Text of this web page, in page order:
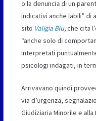
o la denuncia di un
indicativi anche labili” di
sito Valigia Blu,che cita
“anche solo di
interpretati
psicologi indagati, in
Arrivavano quindi
via d’urgenza,
Giudiziaria Minorile e